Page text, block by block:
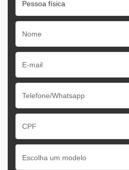
Pessoa física
Escolha um modelo